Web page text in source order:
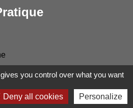
Politique de confidentialité -
you control over what you want
Deny all cookies Personalize